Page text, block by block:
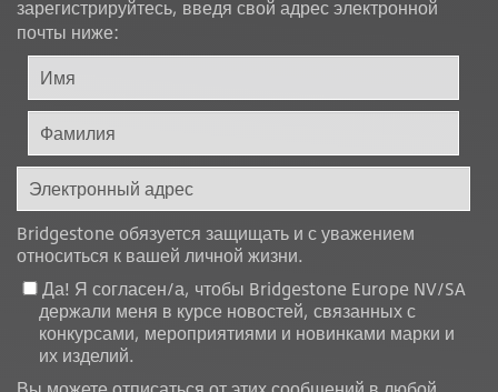
зарегистрируйтесь, введя свой адрес электронной
почты ниже:
Bridgestone обязуется защищать и с уважением
относиться к вашей личной жизни.
Да! Я согласен/а, чтобы Bridgestone Europe NV/SA
держали меня в курсе новостей, связанных с
конкурсами, мероприятиями и новинками марки и
их изделий.